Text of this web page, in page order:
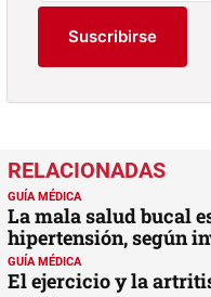
Suscribirse
GUÍA MÉDICA
La mala salud bucal
hipertensión, según
GUÍA MÉDICA
El ejercicio y la